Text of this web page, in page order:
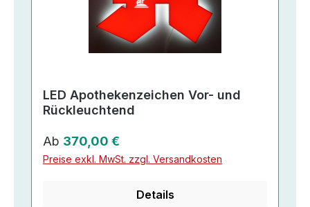
LED Apothekenzeichen Vor- und
Rückleuchtend
Regulärer Preis:
Ab 370,00 €
Preise exkl. MwSt. zzgl. Versandkosten
Details